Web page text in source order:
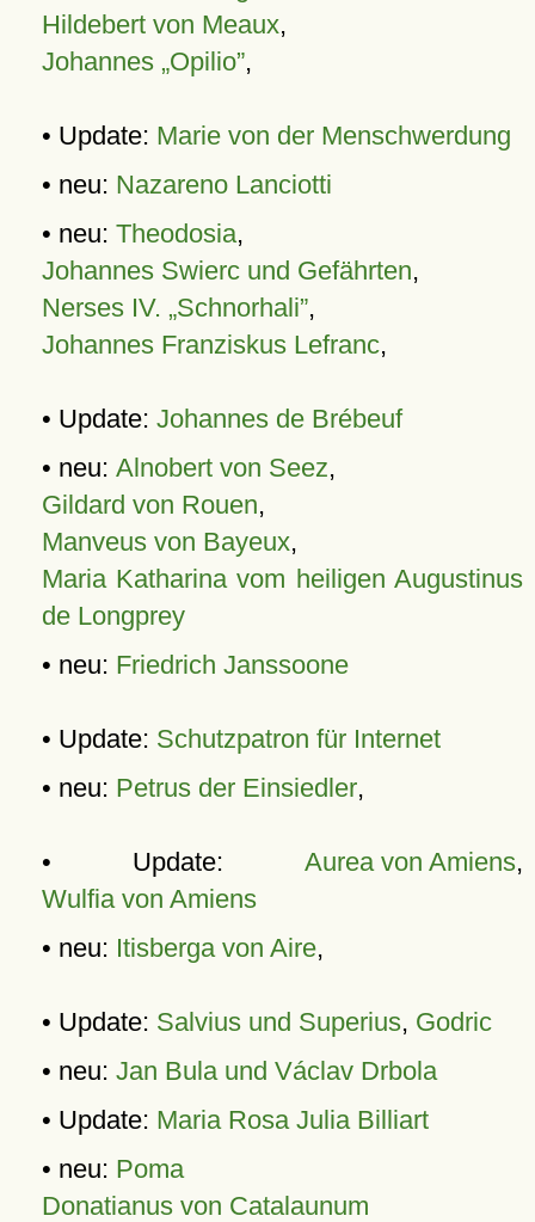
Hildebert von Meaux,
Johannes „Opilio”,
• Update: Marie von der Menschwerdung
• neu: Nazareno Lanciotti
• neu: Theodosia,
Johannes Swierc und Gefährten,
Nerses IV. „Schnorhali”,
Johannes Franziskus Lefranc,
• Update: Johannes de Brébeuf
• neu: Alnobert von Seez,
Gildard von Rouen,
Manveus von Bayeux,
Maria Katharina vom heiligen Augustinus
de Longprey
• neu: Friedrich Janssoone
• Update: Schutzpatron für Internet
• neu: Petrus der Einsiedler,
• Update: Aurea von Amiens,
Wulfia von Amiens
• neu: Itisberga von Aire,
• Update: Salvius und Superius, Godric
• neu: Jan Bula und Václav Drbola
• Update: Maria Rosa Julia Billiart
• neu: Poma
Donatianus von Catalaunum